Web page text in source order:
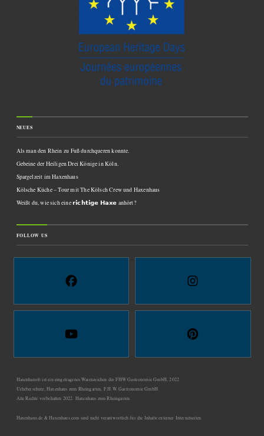
NEUES
Als man den Rhein zu Fuß durchqueren konnte.
Gebeine der Heiligen Drei Könige in Köln.
Spargelzeit im Haxenhaus
Kölsche Küche – Tour mit The Kölsch Crew und Haxenhaus
Weißt du, wie sich eine 𝗿𝗶𝗰𝗵𝘁𝗶𝗴𝗲 𝗛𝗮𝘅𝗲 anhört?
FOLLOW US
Haxenhaus® ist ein eingetragenes Warenzeichen der FHW Gastronomie GmbH, 2022
Urheberschutz, Haxenhaus zum Rheingarten, F.H.W. Gastronomie GmbH
Alle Rechte vorbehalten 2022. Haxenhaus zum Rheingarten.
Haxenhaus.de & Haxenhaus.com sind nicht verantwortlich für die Inhalte externer Internetseiten.